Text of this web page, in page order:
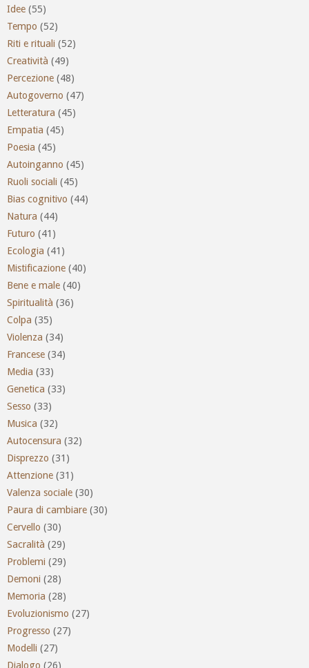
Idee (55)
Tempo (52)
Riti e rituali (52)
Creatività (49)
Percezione (48)
Autogoverno (47)
Letteratura (45)
Empatia (45)
Poesia (45)
Autoinganno (45)
Ruoli sociali (45)
Bias cognitivo (44)
Natura (44)
Futuro (41)
Ecologia (41)
Mistificazione (40)
Bene e male (40)
Spiritualità (36)
Colpa (35)
Violenza (34)
Francese (34)
Media (33)
Genetica (33)
Sesso (33)
Musica (32)
Autocensura (32)
Disprezzo (31)
Attenzione (31)
Valenza sociale (30)
Paura di cambiare (30)
Cervello (30)
Sacralità (29)
Problemi (29)
Demoni (28)
Memoria (28)
Evoluzionismo (27)
Progresso (27)
Modelli (27)
Dialogo (26)